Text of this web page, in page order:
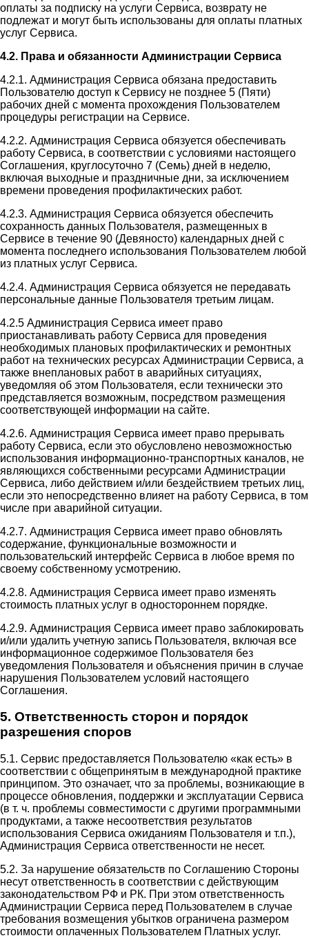
оплаты за подписку на услуги Сервиса, возврату не
подлежат и могут быть использованы для оплаты платных
услуг Сервиса.
4.2. Права и обязанности Администрации Сервиса
4.2.1. Администрация Сервиса обязана предоставить
Пользователю доступ к Сервису не позднее 5 (Пяти)
рабочих дней с момента прохождения Пользователем
процедуры регистрации на Сервисе.
4.2.2. Администрация Сервиса обязуется обеспечивать
работу Сервиса, в соответствии с условиями настоящего
Соглашения, круглосуточно 7 (Семь) дней в неделю,
включая выходные и праздничные дни, за исключением
времени проведения профилактических работ.
4.2.3. Администрация Сервиса обязуется обеспечить
сохранность данных Пользователя, размещенных в
Сервисе в течение 90 (Девяносто) календарных дней с
момента последнего использования Пользователем любой
из платных услуг Сервиса.
4.2.4. Администрация Сервиса обязуется не передавать
персональные данные Пользователя третьим лицам.
4.2.5 Администрация Сервиса имеет право
приостанавливать работу Сервиса для проведения
необходимых плановых профилактических и ремонтных
работ на технических ресурсах Администрации Сервиса, а
также внеплановых работ в аварийных ситуациях,
уведомляя об этом Пользователя, если технически это
представляется возможным, посредством размещения
соответствующей информации на сайте.
4.2.6. Администрация Сервиса имеет право прерывать
работу Сервиса, если это обусловлено невозможностью
использования информационно-транспортных каналов, не
являющихся собственными ресурсами Администрации
Сервиса, либо действием и/или бездействием третьих лиц,
если это непосредственно влияет на работу Сервиса, в том
числе при аварийной ситуации.
4.2.7. Администрация Сервиса имеет право обновлять
содержание, функциональные возможности и
пользовательский интерфейс Сервиса в любое время по
своему собственному усмотрению.
4.2.8. Администрация Сервиса имеет право изменять
стоимость платных услуг в одностороннем порядке.
4.2.9. Администрация Сервиса имеет право заблокировать
и/или удалить учетную запись Пользователя, включая все
информационное содержимое Пользователя без
уведомления Пользователя и объяснения причин в случае
нарушения Пользователем условий настоящего
Соглашения.
5. Ответственность сторон и порядок
разрешения споров
5.1. Сервис предоставляется Пользователю «как есть» в
соответствии с общепринятым в международной практике
принципом. Это означает, что за проблемы, возникающие в
процессе обновления, поддержки и эксплуатации Сервиса
(в т. ч. проблемы совместимости с другими программными
продуктами, а также несоответствия результатов
использования Сервиса ожиданиям Пользователя и т.п.),
Администрация Сервиса ответственности не несет.
5.2. За нарушение обязательств по Соглашению Стороны
несут ответственность в соответствии с действующим
законодательством РФ и РК. При этом ответственность
Администрации Сервиса перед Пользователем в случае
требования возмещения убытков ограничена размером
стоимости оплаченных Пользователем Платных услуг.